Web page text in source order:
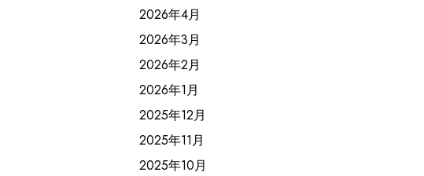
2026年4月
2026年3月
2026年2月
2026年1月
2025年12月
2025年11月
2025年10月